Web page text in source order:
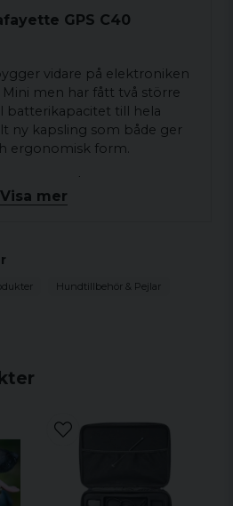
GPS C40
vidare på elektroniken
Mini men har fått två större
batterikapacitet till hela
ny kapsling som både ger
ergonomisk form.
3sek intervall.
medföljer)
antenn som tål kraftiga
halsband.
Skallräknare: Ja
Skallarm: Ja
som använder bästa
Telia, Telenor, Tele2 –
Visa mer
Hundtillbehör & Pejlar